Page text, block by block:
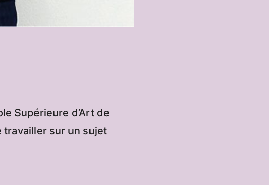
Supérieure d’Art de
travailler sur un sujet